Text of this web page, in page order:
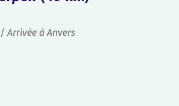
/Arrivée à Anvers